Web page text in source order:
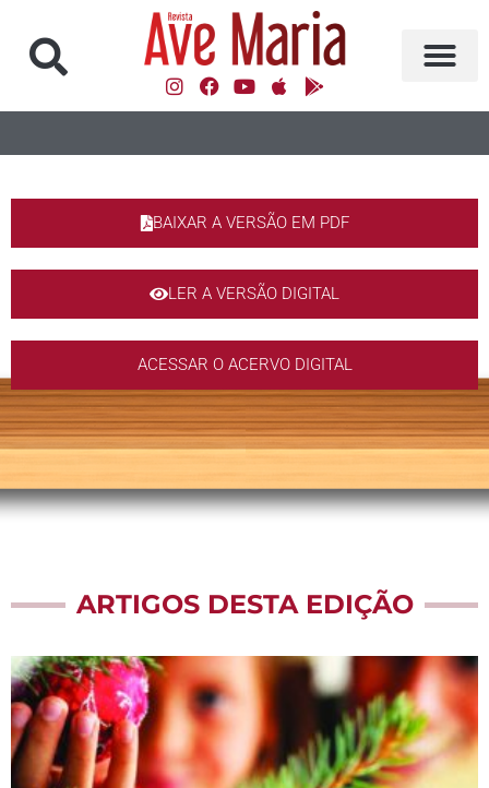
BAIXAR A VERSÃO EM PDF
LER A VERSÃO DIGITAL
ACESSAR O ACERVO DIGITAL
ARTIGOS DESTA EDIÇÃO